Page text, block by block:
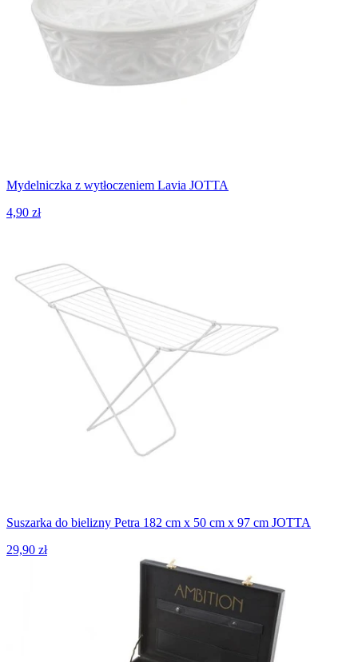
Mydelniczka z wytłoczeniem Lavia JOTTA
4,90 zł
Suszarka do bielizny Petra 182 cm x 50 cm x 97 cm JOTTA
29,90 zł